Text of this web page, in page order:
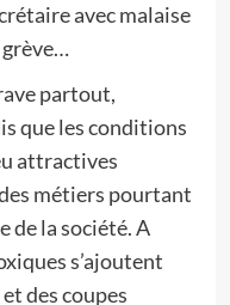
avec malaise
partout,
que les conditions
attractives
métiers pourtant
de la société. A
s’ajoutent
des coupes